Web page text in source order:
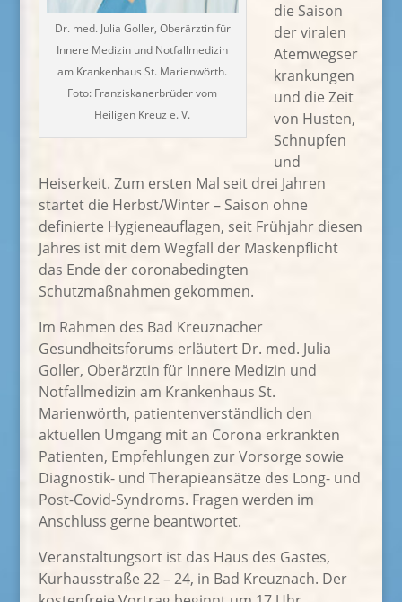
Dr. med. Julia Goller, Oberärztin für
Innere Medizin und Notfallmedizin
am Krankenhaus St. Marienwörth.
Foto: Franziskanerbrüder vom
Heiligen Kreuz e. V.
die Saison
der viralen
Atemwegser
krankungen
und die Zeit
von Husten,
Schnupfen
und
Heiserkeit. Zum ersten Mal seit drei Jahren
startet die Herbst/Winter – Saison ohne
definierte Hygieneauflagen, seit Frühjahr diesen
Jahres ist mit dem Wegfall der Maskenpflicht
das Ende der coronabedingten
Schutzmaßnahmen gekommen.
Im Rahmen des Bad Kreuznacher
Gesundheitsforums erläutert Dr. med. Julia
Goller, Oberärztin für Innere Medizin und
Notfallmedizin am Krankenhaus St.
Marienwörth, patientenverständlich den
aktuellen Umgang mit an Corona erkrankten
Patienten, Empfehlungen zur Vorsorge sowie
Diagnostik- und Therapieansätze des Long- und
Post-Covid-Syndroms. Fragen werden im
Anschluss gerne beantwortet.
Veranstaltungsort ist das Haus des Gastes,
Kurhausstraße 22 – 24, in Bad Kreuznach. Der